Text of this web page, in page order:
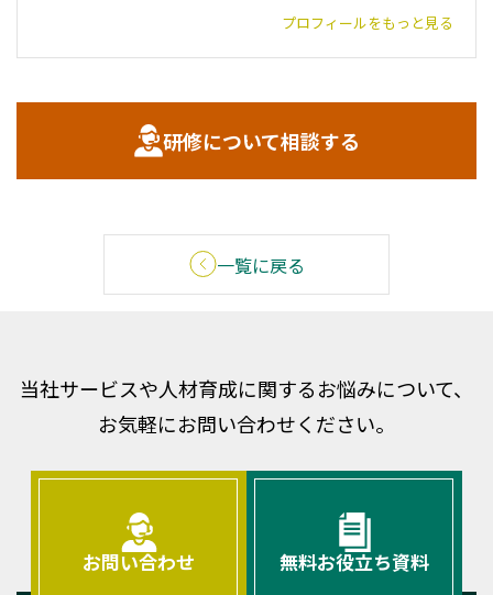
プロフィールをもっと見る
研修について相談する
一覧に戻る
当社サービスや人材育成に関するお悩みについて、
お気軽にお問い合わせください。
お問い合わせ 無料お役立ち資料